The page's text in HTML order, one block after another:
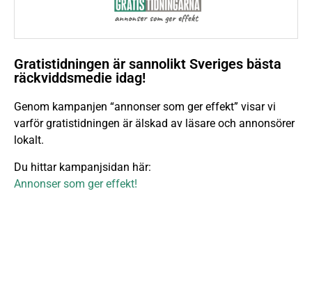
Gratistidningen är sannolikt Sveriges bästa
räckviddsmedie idag!
Genom kampanjen “annonser som ger effekt” visar vi
varför gratistidningen är älskad av läsare och annonsörer
lokalt.
Du hittar kampanjsidan här:
Annonser som ger effekt!